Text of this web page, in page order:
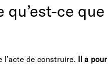
qu’est-ce que
l’acte de construire. Il a pour